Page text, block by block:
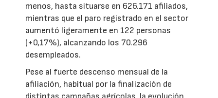
menos, hasta situarse en 626.171 afiliados,
mientras que el paro registrado en el sector
aumentó ligeramente en 122 personas
(+0,17%), alcanzando los 70.296
desempleados.
Pese al fuerte descenso mensual de la
afiliación, habitual por la finalización de